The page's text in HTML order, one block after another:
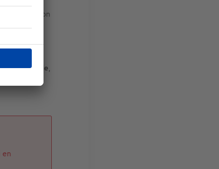
dans
exception
enfants
calcul de
vous semble,
en